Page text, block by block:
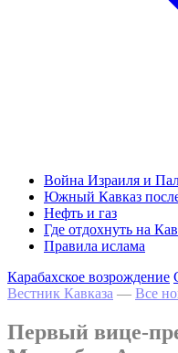
Война Израиля и
Южный Кавказ
Нефть и газ
Где отдохнуть на
Правила ислама
Карабахское возрождение
Вестник Кавказа — Все
Первый вице-